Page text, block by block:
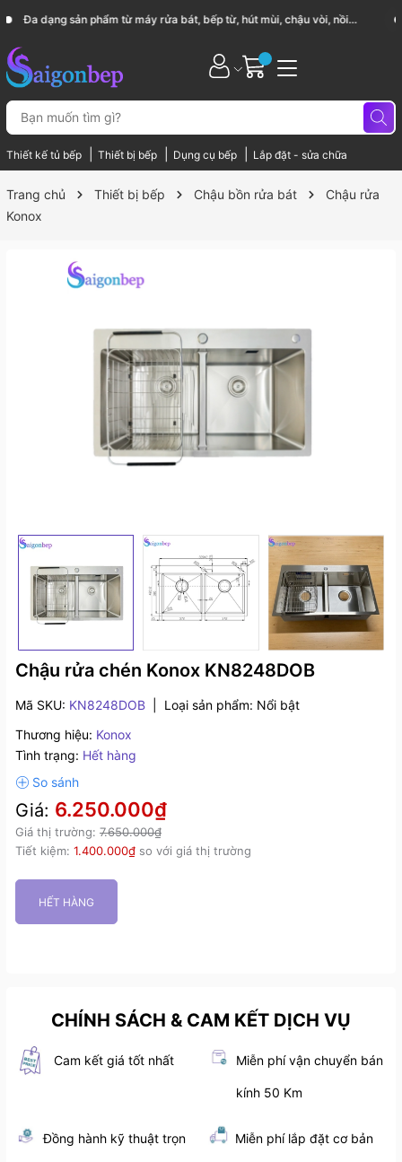
Sài Gòn Bếp chuyên thiết bị bếp, gia dụng bếp cao cấp
Thiết kế tủ bếp Thiết bị bếp Dụng cụ bếp Lắp đặt - sửa chữa
Trang chủ Thiết bị bếp Chậu bồn rửa bát
Chậu rửa
Konox
Chậu rửa chén Konox KN8248DOB
Mã SKU: KN8248DOB Loại sản phẩm: Nổi bật
Thương hiệu: Konox
Tình trạng: Hết hàng
Giá: 6.250.000₫
Giá thị trường: 7.650.000₫
Tiết kiệm: 1.400.000₫ so với giá thị trường
HẾT HÀNG
CHÍNH SÁCH & CAM KẾT DỊCH VỤ
Cam kết giá tốt nhất Miễn phí vận chuyển bán
kính 50 Km
Đồng hành kỹ thuật trọn Miễn phí lắp đặt cơ bản